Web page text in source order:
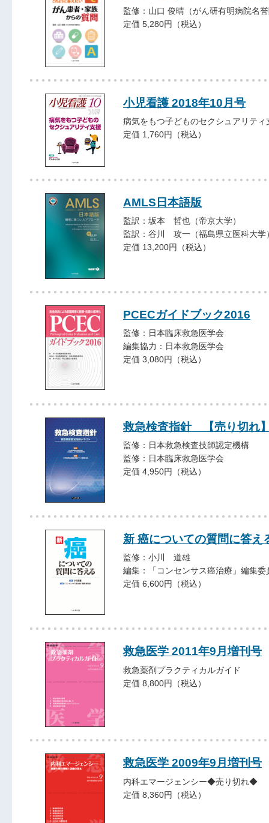
監修：山口 俊晴（がん研有明病院名
定価 5,280円（税込）
小児看護 2018年10月号
病気をもつ子どものセクシュアリティ
定価 1,760円（税込）
AMLS日本語版
監訳：坂本 哲也（帝京大学）
監訳：谷川 攻一（福島県立医科大学
定価 13,200円（税込）
PCECガイドブック2016
監修：日本臨床救急医学会
編集協力：日本救急医学会
定価 3,080円（税込）
救急検査指針 【売り切れ
監修：日本救急検査技師認定機構
監修：日本臨床救急医学会
定価 4,950円（税込）
新 癌についての質問に答え
監修：小川 道雄
編集：「コンセンサス癌治療」編集委
定価 6,600円（税込）
救急医学 2011年9月増刊号
救急薬剤プラクティカルガイド
定価 8,800円（税込）
救急医学 2009年9月増刊号
内科エマージェンシー◆売り切れ◆
定価 8,360円（税込）